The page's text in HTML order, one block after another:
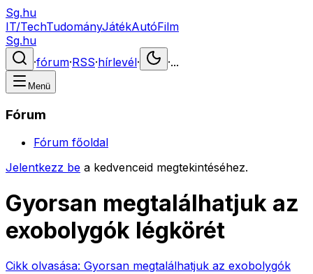
Sg.hu
IT/TechTudományJátékAutóFilm
Sg.hu
·fórum·RSS·hírlevél· ·...
Menü
Fórum
Fórum főoldal
Jelentkezz be a kedvenceid megtekintéséhez.
Gyorsan megtalálhatjuk az
exobolygók légkörét
Cikk olvasása: Gyorsan megtalálhatjuk az exobolygók